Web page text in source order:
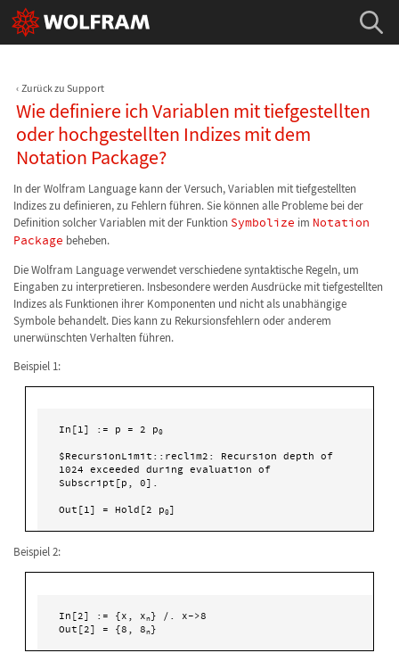
Zurück zu Support
Wie definiere ich Variablen mit tiefgestellten
oder hochgestellten Indizes mit dem
Notation Package?
In der Wolfram Language kann der Versuch, Variablen mit tiefgestellten
Indizes zu definieren, zu Fehlern führen. Sie können alle Probleme bei der
Definition solcher Variablen mit der Funktion Symbolize im Notation
Package beheben.
Die Wolfram Language verwendet verschiedene syntaktische Regeln, um
Eingaben zu interpretieren. Insbesondere werden Ausdrücke mit tiefgestellten
Indizes als Funktionen ihrer Komponenten und nicht als unabhängige
Symbole behandelt. Dies kann zu Rekursionsfehlern oder anderem
unerwünschten Verhalten führen.
Beispiel 1:
In[1] := p = 2 p0
$RecursionLimit::reclim2: Recursion depth of
1024 exceeded during evaluation of
Subscript[p, 0].
Out[1] = Hold[2 p0
Beispiel 2:
In[2] := {x, xn} /. x->8
Out[2] = {8, 8n